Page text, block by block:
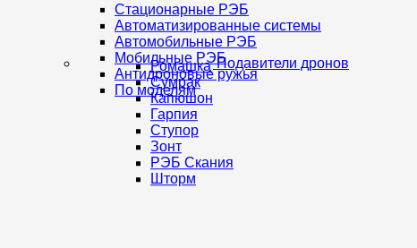
Подавители дронов
Стационарные РЭБ
Автоматизированные системы
Автомобильные РЭБ
Мобильные РЭБ
Антидроновые ружья
По моделям
Ромашка
Сумрак
Капюшон
Гарпия
Ступор
Зонт
РЭБ Скания
Шторм